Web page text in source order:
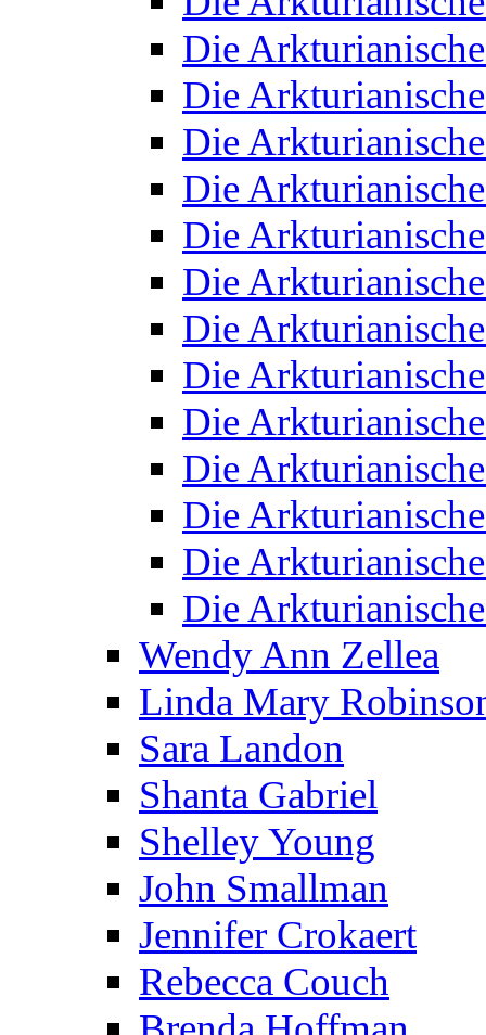
Die
Die
Die
Die
Die
Die
Die
Die
Die
Die
Die
Die
Die
Wendy Ann Zellea
Linda Mary
Sara Landon
Shanta Gabriel
Shelley Young
John Smallman
Jennifer Crokaert
Rebecca Couch